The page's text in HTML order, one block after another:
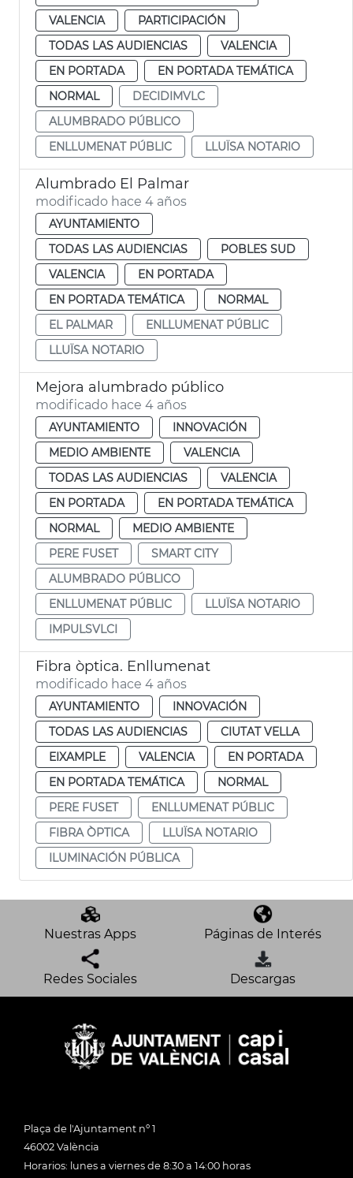
VALENCIA
PARTICIPACIÓN
TODAS LAS AUDIENCIAS
VALENCIA
EN PORTADA
EN PORTADA TEMÁTICA
NORMAL
DECIDIMVLC
ALUMBRADO PÚBLICO
ENLLUMENAT PÚBLIC
LLUÏSA NOTARIO
Alumbrado El Palmar
modificado hace 4 años
AYUNTAMIENTO
TODAS LAS AUDIENCIAS
POBLES SUD
VALENCIA
EN PORTADA
EN PORTADA TEMÁTICA
NORMAL
EL PALMAR
ENLLUMENAT PÚBLIC
LLUÏSA NOTARIO
Mejora alumbrado público
modificado hace 4 años
AYUNTAMIENTO
INNOVACIÓN
MEDIO AMBIENTE
VALENCIA
TODAS LAS AUDIENCIAS
VALENCIA
EN PORTADA
EN PORTADA TEMÁTICA
NORMAL
MEDIO AMBIENTE
PERE FUSET
SMART CITY
ALUMBRADO PÚBLICO
ENLLUMENAT PÚBLIC
LLUÏSA NOTARIO
IMPULSVLCI
Fibra òptica. Enllumenat
modificado hace 4 años
AYUNTAMIENTO
INNOVACIÓN
TODAS LAS AUDIENCIAS
CIUTAT VELLA
EIXAMPLE
VALENCIA
EN PORTADA
EN PORTADA TEMÁTICA
NORMAL
PERE FUSET
ENLLUMENAT PÚBLIC
FIBRA ÒPTICA
LLUÏSA NOTARIO
ILUMINACIÓN PÚBLICA
Nuestras Apps Páginas de Interés
Redes Sociales Descargas
Plaça de l'Ajuntament nº 1
46002 València
Horarios: lunes a viernes de 8:30 a 14:00 horas